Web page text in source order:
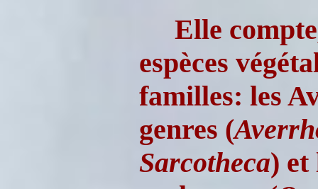
Elle
espèces
familles: les
genres (
Sarcotheca) et